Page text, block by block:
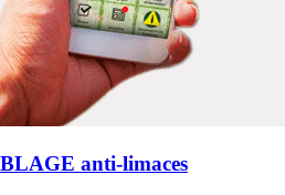
anti-limaces